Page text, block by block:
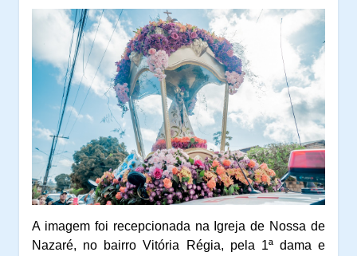
A imagem foi recepcionada na Igreja de Nossa de
Nazaré, no bairro Vitória Régia, pela 1ª dama e